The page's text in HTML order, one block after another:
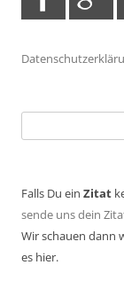
nach:
Falls Du ein Zitat
sende uns dein
Wir schauen dann
es hier.